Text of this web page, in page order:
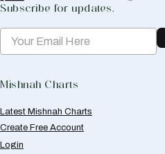
Subscribe for updates.
Mishnah Charts
Latest Mishnah Charts
Create Free Account
Login